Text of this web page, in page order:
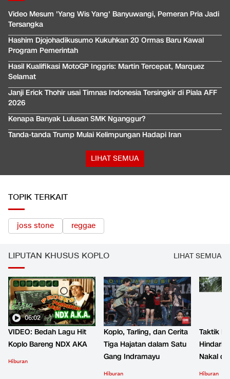
Video Mesum 'Yang Wis Yang' Banyuwangi, Pemeran Pria Jadi
Tersangka
Hashim Djojohadikusumo Kukuhkan 20 Ormas Baru Kawal
Program Pemerintah
Hasil Kualifikasi MotoGP Inggris: Martin Tercepat, Marquez
Selamat
Janji Erick Thohir usai Timnas Indonesia Tersingkir di Piala AFF
2026
Kenapa Banyak Lulusan SMK Nganggur?
Tanda-tanda Trump Mulai Kelimpungan Hadapi Iran
LIHAT SEMUA
TOPIK TERKAIT
joss stone reggae
LIPUTAN KHUSUS KOPLO LIHAT SEMUA
06:02
VIDEO: Bedah Lagu Hit
Koplo Bareng NDX AKA
Hiburan
Koplo, Tarling, dan Cerita
Tiga Hajatan dalam Satu
Gang Indramayu
Hiburan
Taktik
Hindari
Nakal
Hiburan